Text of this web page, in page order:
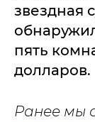
звездная
пять
долларов.
Ранее мы